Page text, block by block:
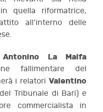
quella riformatrice,
all’interno delle
Antonino La Malfa
fallimentare del
i relatori Valentino
Tribunale di Bari) e
commercialista in